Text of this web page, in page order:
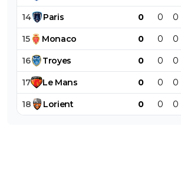
14 Paris 0 0 0
15 Monaco 0 0 0
16 Troyes 0 0 0
17 Le Mans 0 0 0
18 Lorient 0 0 0